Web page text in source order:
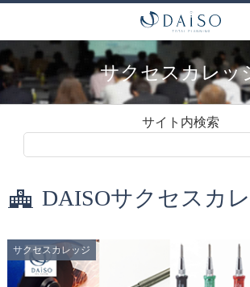
サクセスカレッ
サイト内検索
DAISOサクセスカ
サクセスカレッジ